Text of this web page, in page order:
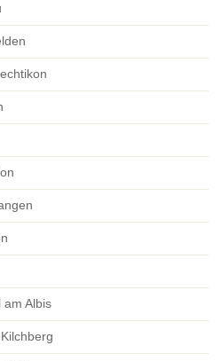
am Albis